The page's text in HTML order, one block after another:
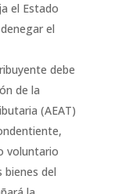
el Estado
el
debe
de la
(AEAT)
voluntario
del